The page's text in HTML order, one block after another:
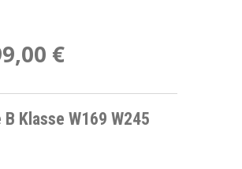
€
Klasse W169 W245